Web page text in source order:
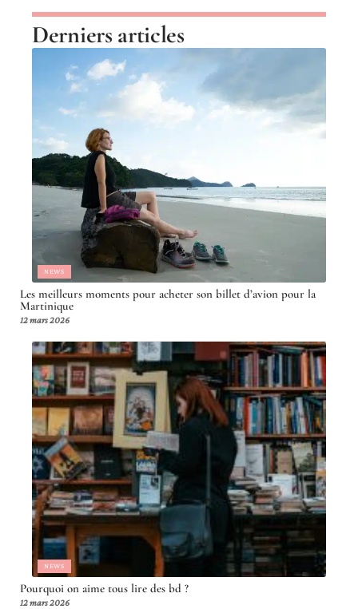
Derniers articles
NEWS
Les meilleurs moments pour acheter son billet d’avion pour la
Martinique
12 mars 2026
NEWS
Pourquoi on aime tous lire des bd ?
12 mars 2026